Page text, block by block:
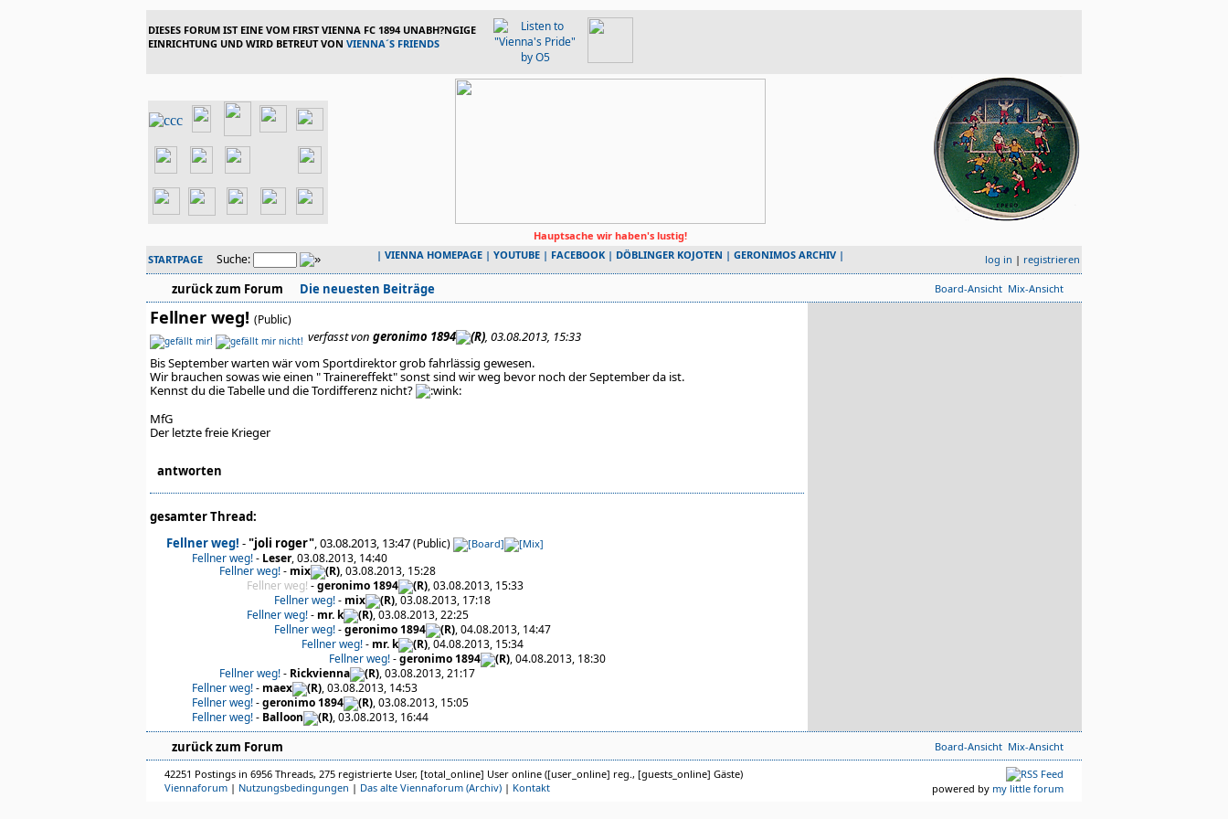
DIESES FORUM IST EINE VOM FIRST VIENNA FC 1894 UNABH?NGIGE
EINRICHTUNG UND WIRD BETREUT VON VIENNA´S FRIENDS
Hauptsache wir haben's lustig!
STARTPAGE
Suche: | VIENNA HOMEPAGE | YOUTUBE | FACEBOOK | DÖBLINGER KOJOTEN | GERONIMOS ARCHIV | log in | registrieren
zurück zum Forum Die neuesten Beiträge Board-Ansicht Mix-Ansicht
Fellner weg! (Public)
verfasst von geronimo 1894
, 03.08.2013, 15:33
Bis September warten wär vom Sportdirektor grob fahrlässig gewesen.
Wir brauchen sowas wie einen " Trainereffekt" sonst sind wir weg bevor noch der September da ist.
Kennst du die Tabelle und die Tordifferenz nicht?
MfG
Der letzte freie Krieger
antworten
gesamter Thread:
Fellner weg! -"joli roger", 03.08.2013, 13:47(Public)
Fellner weg!- Leser, 03.08.2013, 14:40
Fellner weg!- mix
, 03.08.2013, 15:28
Fellner weg! -geronimo 1894
, 03.08.2013, 15:33
Fellner weg!- mix
, 03.08.2013, 17:18
Fellner weg!- mr. k
, 03.08.2013, 22:25
Fellner weg!-geronimo 1894
, 04.08.2013, 14:47
Fellner weg!- mr. k
, 04.08.2013, 15:34
Fellner weg!-geronimo 1894
, 04.08.2013, 18:30
Fellner weg!- Rickvienna
, 03.08.2013, 21:17
Fellner weg!- maex
, 03.08.2013, 14:53
Fellner weg!-geronimo 1894
, 03.08.2013, 15:05
Fellner weg!- Balloon , 03.08.2013, 16:44
zurück zum Forum Board-Ansicht Mix-Ansicht
42251 Postings in 6956 Threads, 275 registrierte User, [total_online] User online ([user_online] reg., [guests_online] Gäste)
Viennaforum | Nutzungsbedingungen | Das alte Viennaforum (Archiv) | Kontakt powered by my little forum